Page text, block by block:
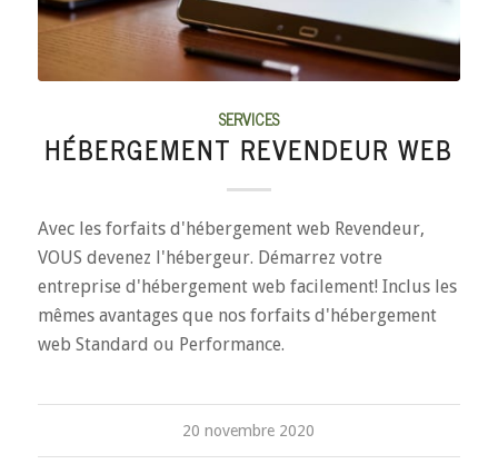
SERVICES
HÉBERGEMENT REVENDEUR WEB
Avec les forfaits d'hébergement web Revendeur,
VOUS devenez l'hébergeur. Démarrez votre
entreprise d'hébergement web facilement! Inclus les
mêmes avantages que nos forfaits d'hébergement
web Standard ou Performance.
20 novembre 2020